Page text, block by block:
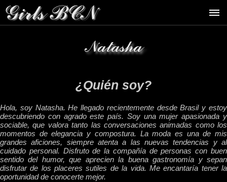
Natasha
¿Quién soy?
Hola, soy Natasha. He llegado recientemente desde Brasil y estoy
descubriendo con agrado este país. Soy una mujer apasionada y
sociable, que valora tanto las conversaciones animadas como los
momentos de elegancia y compostura. La moda es una de mis
grandes aficiones, siempre atenta a las nuevas tendencias y al
cuidado personal. Disfruto de la compañía de personas con buen
sentido del humor, que aprecien la buena gastronomía y sepan
disfrutar de los placeres sutiles de la vida. Me encantaría tener la
oportunidad de conocerte mejor.